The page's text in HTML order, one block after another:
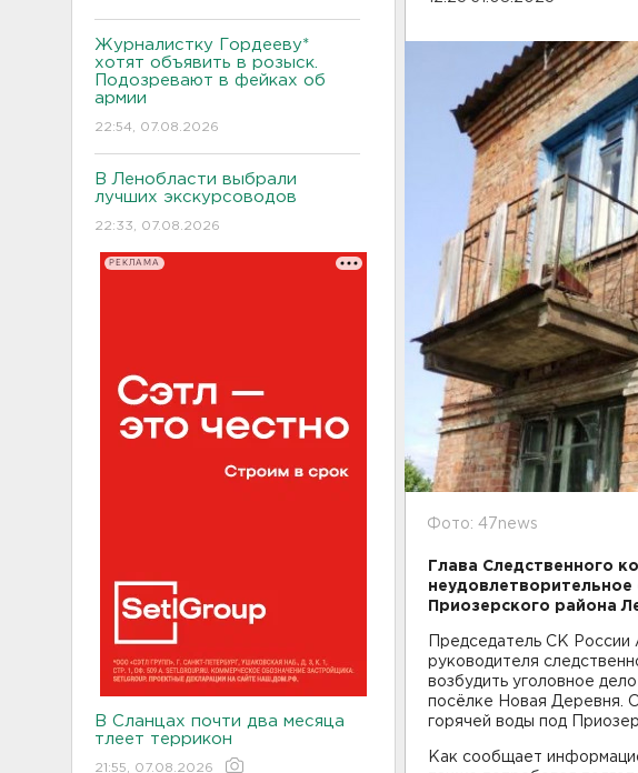
Журналистку Гордееву*
хотят объявить в розыск.
Подозревают в фейках об
армии
22:54, 07.08.2026
В Ленобласти выбрали
лучших экскурсоводов
22:33, 07.08.2026
РЕКЛАМА
В Сланцах почти два месяца
тлеет террикон
21:55, 07.08.2026
Фото: 47news
Глава Следственного
Приозерского района
Председатель СК России
руководителя
возбудить уголовное
посёлке Новая Деревня.
горячей воды под
Как сообщает